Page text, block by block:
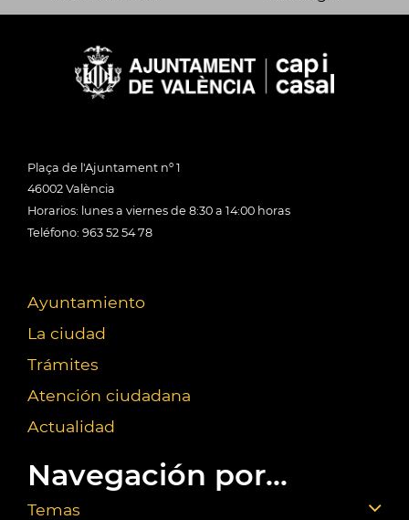
Plaça de l'Ajuntament nº 1
46002 València
Horarios: lunes a viernes de 8:30 a 14:00 horas
Teléfono: 963 52 54 78
Ayuntamiento
La ciudad
Trámites
Atención ciudadana
Actualidad
Navegación por...
Temas